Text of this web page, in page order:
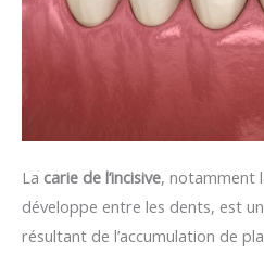
La carie de l’incisive, notamment
développe entre les dents, est
résultant de l’accumulation de